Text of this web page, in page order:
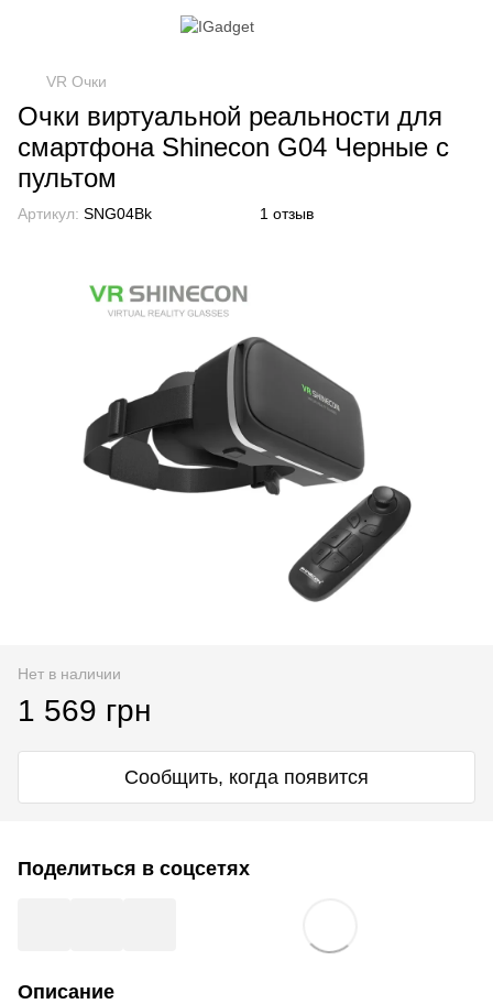
VR Очки
Очки виртуальной реальности для
смартфона Shinecon G04 Черные с
пультом
Артикул: SNG04Bk 1 отзыв
Нет в наличии
1 569 грн
Сообщить, когда появится
Поделиться в соцсетях
Описание